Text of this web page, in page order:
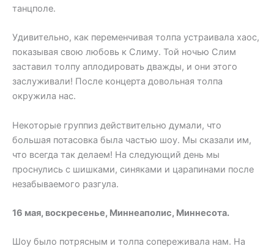
танцполе.
Удивительно, как переменчивая толпа устраивала хаос,
показывая свою любовь к Слиму. Той ночью Слим
заставил толпу аплодировать дважды, и они этого
заслуживали! После концерта довольная толпа
окружила нас.
Некоторые группиз действительно думали, что
большая потасовка была частью шоу. Мы сказали им,
что всегда так делаем! На следующий день мы
проснулись с шишками, синяками и царапинами после
незабываемого разгула.
16 мая, воскресенье, Миннеаполис, Миннесота.
Шоу было потрясным и толпа сопереживала нам. На